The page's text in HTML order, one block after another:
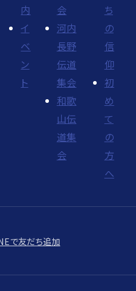
内
イ
ベ
ン
ト
会
河内
長野
伝道
集会
和歌
山伝
道集
会
ち
の
信
仰
初
め
て
の
方
へ
で友だち追加